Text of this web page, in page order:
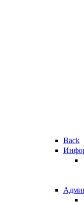
Back